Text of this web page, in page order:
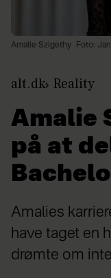
Amalie Szigethy Foto:
alt.dk Reality
Amalie
på at
Amalies
have taget en
drømte om